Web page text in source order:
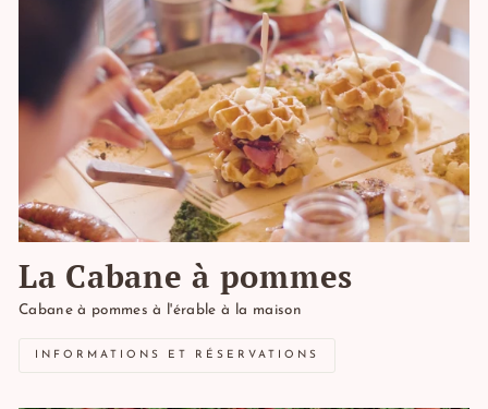
La Cabane à pommes
Cabane à pommes à l'érable à la maison
INFORMATIONS ET RÉSERVATIONS